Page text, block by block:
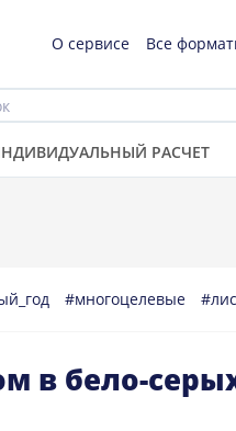
О сервисе Все
РАСЧЕТ
#многоцелевые
в бело-